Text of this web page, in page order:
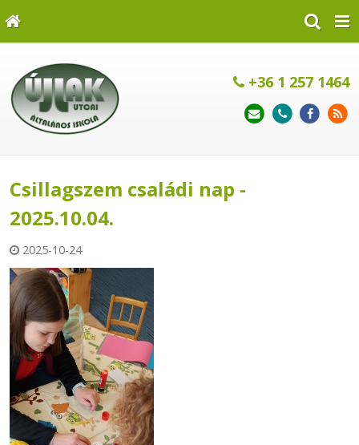
+36 1 257 1464
Csillagszem családi nap -
2025.10.04.
2025-10-24